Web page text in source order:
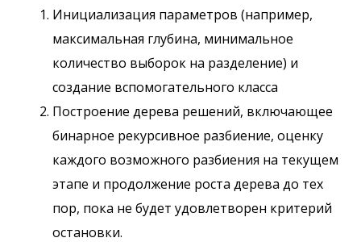
Инициализация параметров (например,
максимальная глубина, минимальное
количество выборок на разделение) и
создание вспомогательного класса
Построение дерева решений, включающее
бинарное рекурсивное разбиение, оценку
каждого возможного разбиения на текущем
этапе и продолжение роста дерева до тех
пор, пока не будет удовлетворен критерий
остановки.